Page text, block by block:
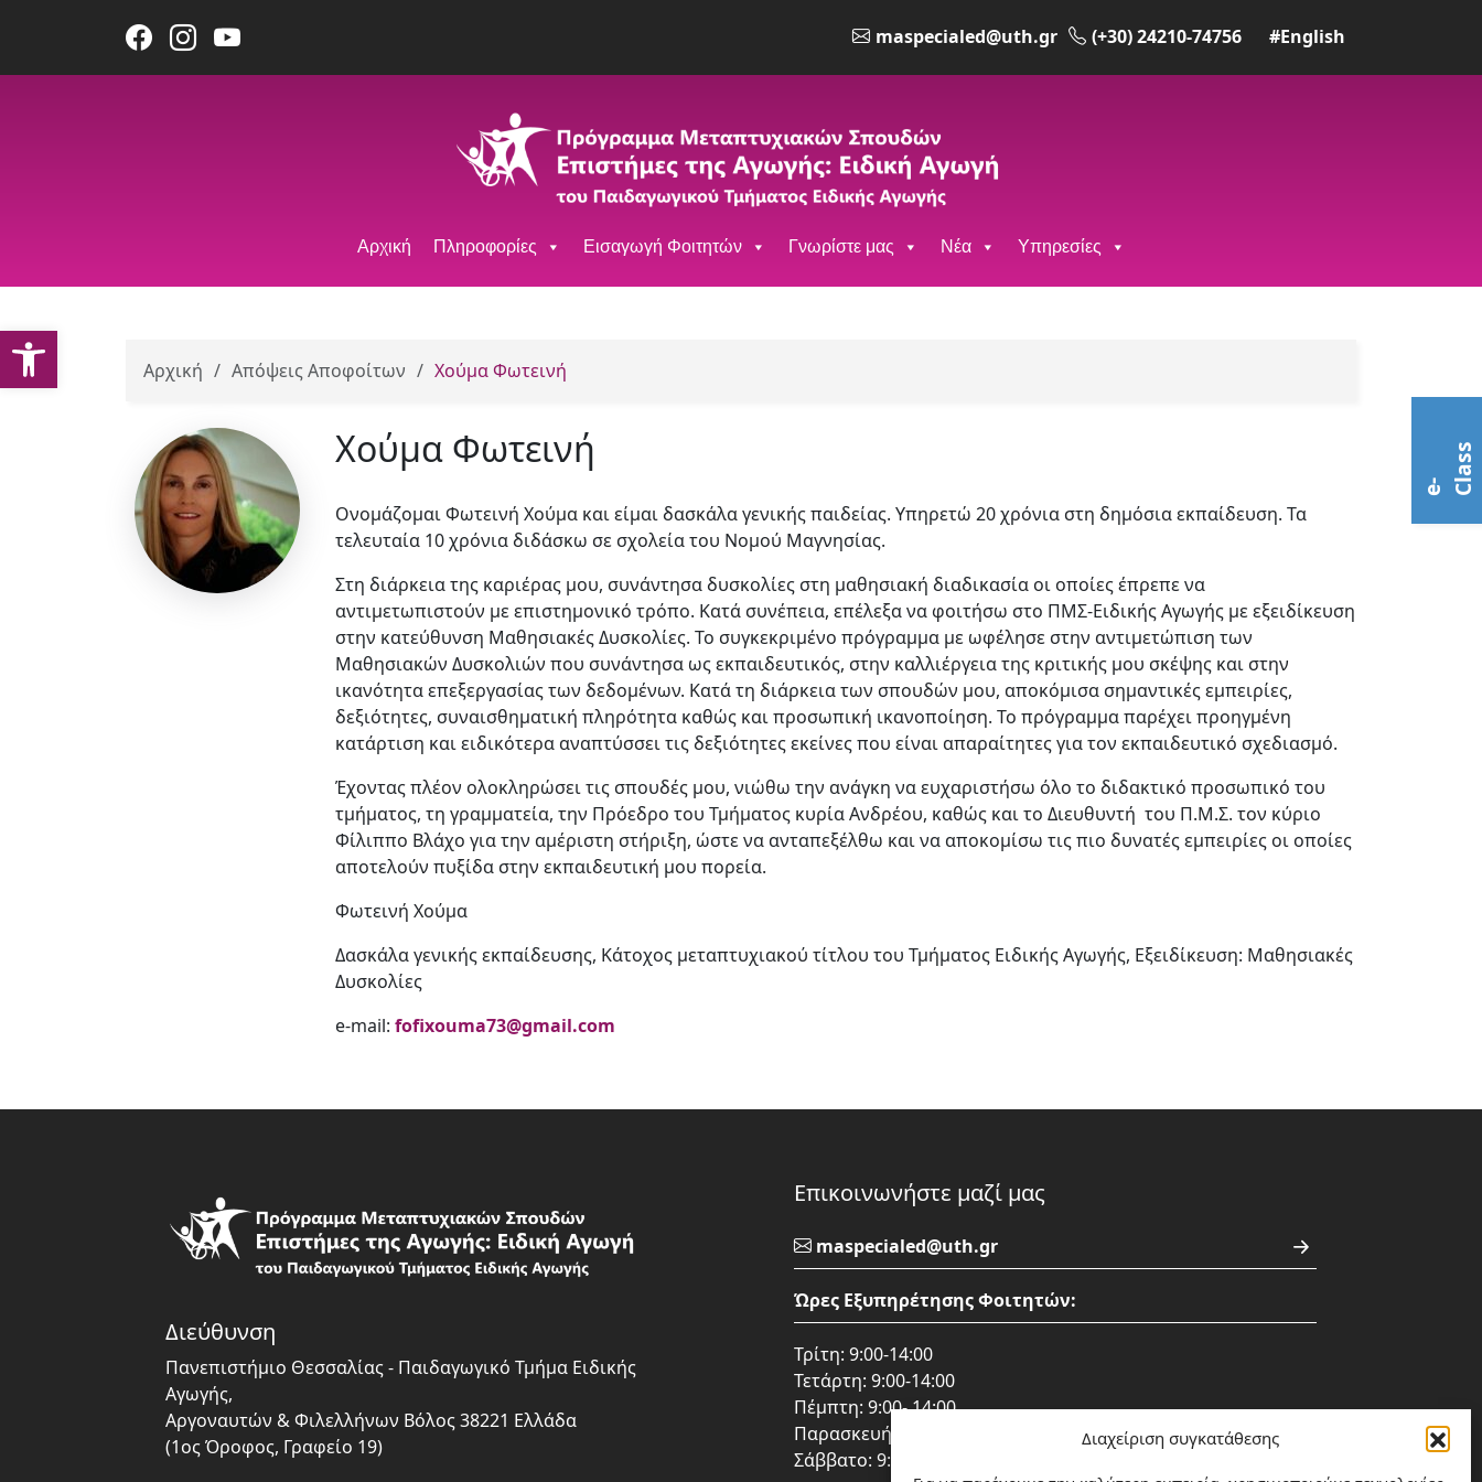
Ανοίξτε τη γραμμή εργαλείων
Διαχείριση συγκατάθεσης
maspecialed@uth.gr (+30) 24210-74756 #English
e
-
C
l
a
s s
Αρχική Πληροφορίες Εισαγωγή Φοιτητών Γνωρίστε μας Νέα Υπηρεσίες
Αρχική / Απόψεις Αποφοίτων / Χούμα Φωτεινή
Χούμα Φωτεινή
Ονομάζομαι Φωτεινή Χούμα και είμαι δασκάλα γενικής παιδείας. Υπηρετώ 20 χρόνια στη δημόσια εκπαίδευση. Τα
τελευταία 10 χρόνια διδάσκω σε σχολεία του Νομού Μαγνησίας.
Στη διάρκεια της καριέρας μου, συνάντησα δυσκολίες στη μαθησιακή διαδικασία οι οποίες έπρεπε να
αντιμετωπιστούν με επιστημονικό τρόπο. Κατά συνέπεια, επέλεξα να φοιτήσω στο ΠΜΣ-Ειδικής Αγωγής με εξειδίκευση
στην κατεύθυνση Μαθησιακές Δυσκολίες. Το συγκεκριμένο πρόγραμμα με ωφέλησε στην αντιμετώπιση των
Μαθησιακών Δυσκολιών που συνάντησα ως εκπαιδευτικός, στην καλλιέργεια της κριτικής μου σκέψης και στην
ικανότητα επεξεργασίας των δεδομένων. Κατά τη διάρκεια των σπουδών μου, αποκόμισα σημαντικές εμπειρίες,
δεξιότητες, συναισθηματική πληρότητα καθώς και προσωπική ικανοποίηση. Το πρόγραμμα παρέχει προηγμένη
κατάρτιση και ειδικότερα αναπτύσσει τις δεξιότητες εκείνες που είναι απαραίτητες για τον εκπαιδευτικό σχεδιασμό.
Έχοντας πλέον ολοκληρώσει τις σπουδές μου, νιώθω την ανάγκη να ευχαριστήσω όλο το διδακτικό προσωπικό του
τμήματος, τη γραμματεία, την Πρόεδρο του Τμήματος κυρία Ανδρέου, καθώς και το Διευθυντή του Π.Μ.Σ. τον κύριο
Φίλιππο Βλάχο για την αμέριστη στήριξη, ώστε να ανταπεξέλθω και να αποκομίσω τις πιο δυνατές εμπειρίες οι οποίες
αποτελούν πυξίδα στην εκπαιδευτική μου πορεία.
Φωτεινή Χούμα
Δασκάλα γενικής εκπαίδευσης, Κάτοχος μεταπτυχιακού τίτλου του Τμήματος Ειδικής Αγωγής, Εξειδίκευση: Μαθησιακές
Δυσκολίες
e-mail: fofixouma73@gmail.com
Διεύθυνση
Πανεπιστήμιο Θεσσαλίας - Παιδαγωγικό Τμήμα Ειδικής
Αγωγής,
Αργοναυτών & Φιλελλήνων Βόλος 38221 Ελλάδα
(1ος Όροφος, Γραφείο 19)
Επικοινωνήστε μαζί μας
maspecialed@uth.gr
Ώρες Εξυπηρέτησης Φοιτητών:
Τρίτη: 9:00-14:00
Τετάρτη: 9:00-14:00
Πέμπτη: 9:00- 14:00
Παρασκευή: 15:00 – 20:00
Σάββατο: 9:00 - 14:00